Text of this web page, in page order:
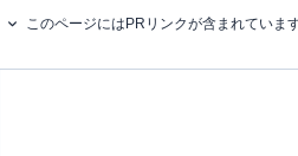
このページにはPRリンクが含まれていま